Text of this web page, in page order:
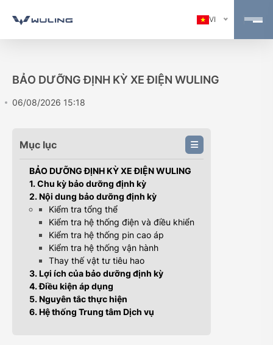
VI
BẢO DƯỠNG ĐỊNH KỲ XE ĐIỆN WULING
06/08/2026 15:18
Mục lục
BẢO DƯỠNG ĐỊNH KỲ XE ĐIỆN WULING
1. Chu kỳ bảo dưỡng định kỳ
2. Nội dung bảo dưỡng định kỳ
Kiểm tra tổng thể
Kiểm tra hệ thống điện và điều khiển
Kiểm tra hệ thống pin cao áp
Kiểm tra hệ thống vận hành
Thay thế vật tư tiêu hao
3. Lợi ích của bảo dưỡng định kỳ
4. Điều kiện áp dụng
5. Nguyên tắc thực hiện
6. Hệ thống Trung tâm Dịch vụ